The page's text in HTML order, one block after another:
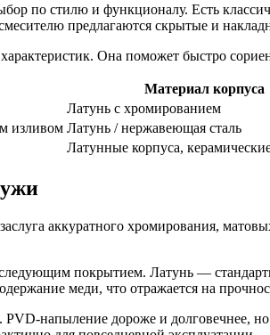
по стилю и функционалу. Есть
предлагаются скрытые и
Она поможет быстро
Материал корпуса
Латунь с хромированием
изливом Латунь / нержавеющая сталь
Латунные корпуса,
аккуратного хромирования,
покрытием. Латунь —
меди, что отражается на
дороже и долговечнее,